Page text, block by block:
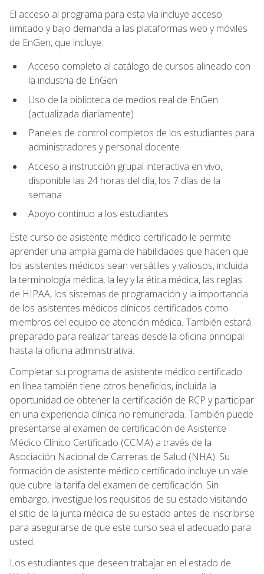
El acceso al programa para esta vía incluye acceso
ilimitado y bajo demanda a las plataformas web y móviles
de EnGen, que incluye:
Acceso completo al catálogo de cursos alineado con
la industria de EnGen
Uso de la biblioteca de medios real de EnGen
(actualizada diariamente)
Paneles de control completos de los estudiantes para
administradores y personal docente
Acceso a instrucción grupal interactiva en vivo,
disponible las 24 horas del día, los 7 días de la
semana
Apoyo continuo a los estudiantes
Este curso de asistente médico certificado le permite
aprender una amplia gama de habilidades que hacen que
los asistentes médicos sean versátiles y valiosos, incluida
la terminología médica, la ley y la ética médica, las reglas
de HIPAA, los sistemas de programación y la importancia
de los asistentes médicos clínicos certificados como
miembros del equipo de atención médica. También estará
preparado para realizar tareas desde la oficina principal
hasta la oficina administrativa.
Completar su programa de asistente médico certificado
en línea también tiene otros beneficios, incluida la
oportunidad de obtener la certificación de RCP y participar
en una experiencia clínica no remunerada. También puede
presentarse al examen de certificación de Asistente
Médico Clínico Certificado (CCMA) a través de la
Asociación Nacional de Carreras de Salud (NHA). Su
formación de asistente médico certificado incluye un vale
que cubre la tarifa del examen de certificación. Sin
embargo, investigue los requisitos de su estado visitando
el sitio de la junta médica de su estado antes de inscribirse
para asegurarse de que este curso sea el adecuado para
usted.
Los estudiantes que deseen trabajar en el estado de